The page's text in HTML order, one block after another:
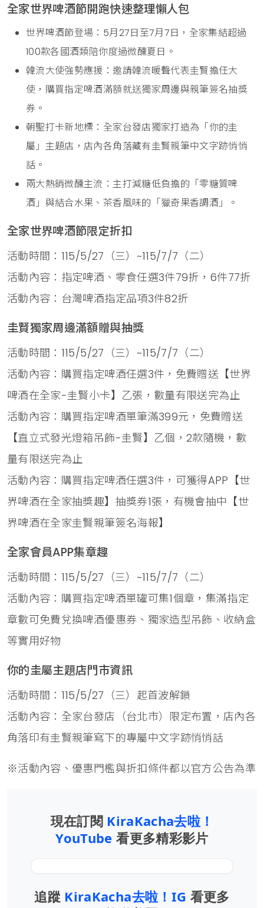
全家世界啤酒節開跑快速整理懶人包
世界啤酒節登場：5月27日至7月7日，全家集結超過
100款各國酒類陪你度過微醺夏日。
韓流大使強勢應援：邀請韓流暖聲代表圭賢擔任大
使，購買指定啤酒滿額就送獨家周邊與親筆簽名抽獎
券。
朝聖打卡新地標：全家台發店獨家打造為「你的圭
屬」主題店，店內各角落藏有圭賢親筆中文字跡悄悄
話。
兩大熱銷微醺主流：主打減糖低負擔的「零糖質啤
酒」與結合水果、茶香風味的「獵奇果香調酒」。
全家世界啤酒節限定折扣
活動時間：115/5/27（三）~115/7/7（二）
活動內容：指定啤酒、零食任選3件79折，6件77折
活動內容：台灣啤酒指定品項3件82折
圭賢獨家周邊滿額贈與抽獎
活動時間：115/5/27（三）~115/7/7（二）
活動內容：購買指定啤酒任選3件，免費贈送【世界
啤酒在全家-圭賢小卡】乙張，數量有限送完為止
活動內容：購買指定啤酒單筆滿399元，免費贈送
【直立式發光燈箱吊飾-圭賢】乙個，2款隨機，數
量有限送完為止
活動內容：購買指定啤酒任選3件，可獲得APP【世
界啤酒在全家抽獎趣】抽獎券1張，有機會抽中【世
界啤酒在全家圭賢親筆簽名海報】
全家會員APP集章趣
活動時間：115/5/27（三）~115/7/7（二）
活動內容：購買指定啤酒單罐可集1個章，集滿指定
章數可免費兌換啤酒優惠券、獨家造型吊飾、收納盒
等實用好物
你的圭屬主題店門市資訊
活動時間：115/5/27（三）起首波解鎖
活動內容：全家台發店（台北市）限定布置，店內各
角落印有圭賢親筆寫下的專屬中文字跡悄悄話
※活動內容、優惠門檻與折扣條件都以官方公告為準
現在訂閱 KiraKacha去啦！
YouTube看更多精彩影片
追蹤 KiraKacha去啦！IG 看更多